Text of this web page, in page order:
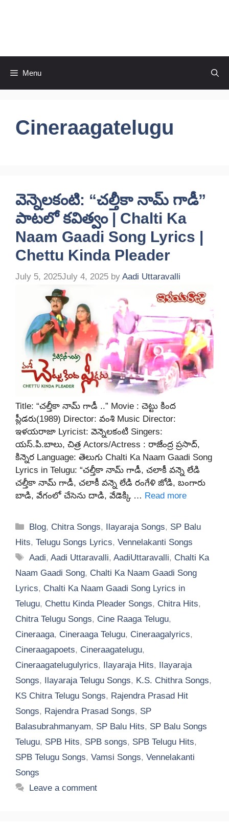
Menu
Cineraagatelugu
వెన్నెలకంటి: “చల్తీకా నామ్ గాడీ”
పాటలో కవిత్వం | Chalti Ka
Naam Gaadi Song Lyrics |
Chettu Kinda Pleader
July 5, 2025July 4, 2025 by Aadi Uttaravalli
Title: “చల్తీకా నామ్ గాడీ ..” Movie : చెట్టు కింద
ప్లీడరు(1989) Director: వంశి Music Director:
ఇళయరాజా Lyricist: వెన్నెలకంటి Singers:
యస్.పి.బాలు, చిత్ర Actors/Actress : రాజేంద్ర ప్రసాద్,
కిన్నెర Language: తెలుగు Chalti Ka Naam Gaadi Song
Lyrics in Telugu: “చల్తీకా నామ్ గాడీ, చలాకీ వన్నె లేడి
చల్తీకా నామ్ గాడీ, చలాకీ వన్నె లేడి రంగేళి జోడి, బంగారు
బాడి, వేగంలో చేసెను దాడి, వేడెక్కి … Read more
Categories
Blog, Chitra Songs, Ilayaraja Songs, SP Balu
Hits, Telugu Songs Lyrics, Vennelakanti Songs
Tags
Aadi,Aadi Uttaravalli,AadiUttaravalli, Chalti Ka
Naam Gaadi Song, Chalti Ka Naam Gaadi Song
Lyrics, Chalti Ka Naam Gaadi Song Lyrics in
Telugu, Chettu Kinda Pleader Songs, Chitra Hits,
Chitra Telugu Songs, Cine Raaga Telugu,
Cineraaga, Cineraaga Telugu, Cineraagalyrics,
Cineraagapoets, Cineraagatelugu,
Cineraagatelugulyrics, Ilayaraja Hits, Ilayaraja
Songs, Ilayaraja Telugu Songs, K.S. Chithra Songs,
KS Chitra Telugu Songs, Rajendra Prasad Hit
Songs, Rajendra Prasad Songs, SP
Balasubrahmanyam, SP Balu Hits, SP Balu Songs
Telugu, SPB Hits, SPB songs, SPB Telugu Hits,
SPB Telugu Songs, Vamsi Songs, Vennelakanti
Songs
Leave a comment